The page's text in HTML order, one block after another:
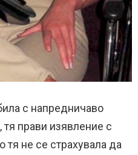
с напредничаво
прави изявление с
тя не се страхувала да